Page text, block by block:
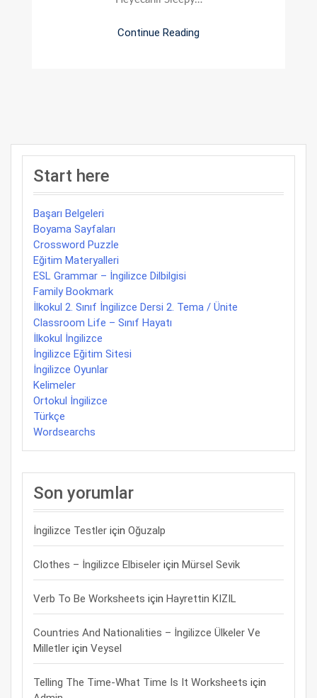
Continue Reading
Start here
Başarı Belgeleri
Boyama Sayfaları
Crossword Puzzle
Eğitim Materyalleri
ESL Grammar – İngilizce Dilbilgisi
Family Bookmark
İlkokul 2. Sınıf İngilizce Dersi 2. Tema / Ünite
Classroom Life – Sınıf Hayatı
İlkokul İngilizce
İngilizce Eğitim Sitesi
İngilizce Oyunlar
Kelimeler
Ortokul İngilizce
Türkçe
Wordsearchs
Son yorumlar
İngilizce Testler için Oğuzalp
Clothes – İngilizce Elbiseler için Mürsel Sevik
Verb To Be Worksheets için Hayrettin KIZIL
Countries And Nationalities – İngilizce Ülkeler Ve
Milletler için Veysel
Telling The Time-What Time Is It Worksheets için